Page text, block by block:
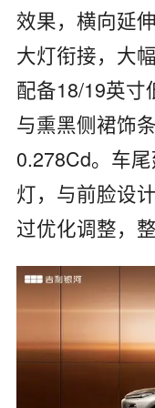
效果，横向延
大灯衔接，大
配备18/19英寸
与熏黑侧裙饰
0.278Cd。车
灯，与前脸设
过优化调整，